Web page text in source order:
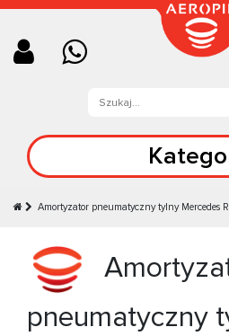
Amortyzator pneumatyczny tylny Mercedes
pneumatyczny